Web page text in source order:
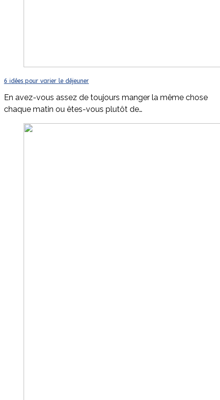
6 idées pour varier le déjeuner
En avez-vous assez de toujours manger la même chose
chaque matin ou êtes-vous plutôt de…